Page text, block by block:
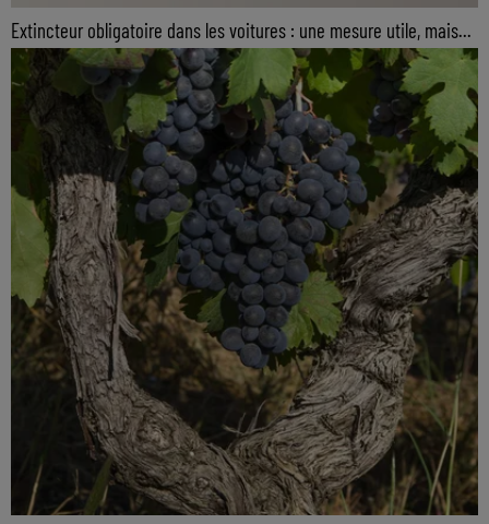
Extincteur obligatoire dans les voitures : une mesure utile, mais...